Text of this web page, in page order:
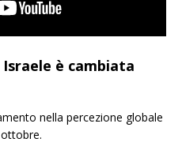
è cambiata
nella percezione globale